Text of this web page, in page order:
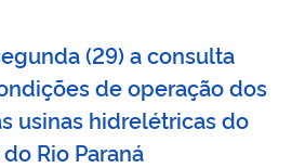
(29) a consulta
de operação dos
usinas hidrelétricas do
Rio Paraná